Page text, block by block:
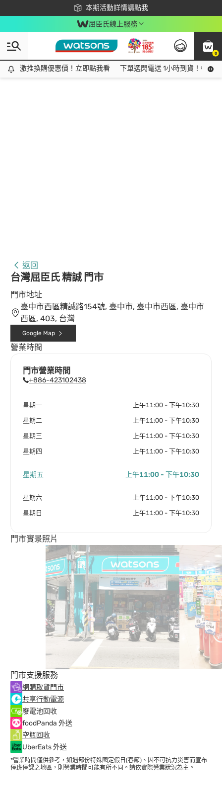
本期活動詳情請點我
下載app最高回饋$350
屈臣氏線上服務
0
激推換購優惠價！立即點我看
激推換購優惠價！立即點我看 下單選閃電送 1小時到貨！領神
返回
台灣屈臣氏 精誠 門市
門市地址
臺中市西區精誠路154號, 臺中市, 臺中市西區, 臺中市
西區, 403, 台灣
Google Map
營業時間
門市營業時間
+886-423102438
星期一 上午11:00 - 下午10:30
星期二 上午11:00 - 下午10:30
星期三 上午11:00 - 下午10:30
星期四 上午11:00 - 下午10:30
星期五 上午11:00 - 下午10:30
星期六 上午11:00 - 下午10:30
星期日 上午11:00 - 下午10:30
門市實景照片
門市支援服務
網購取貨門市
共享行動電源
廢電池回收
foodPanda 外送
空瓶回收
UberEats 外送
*營業時間僅供參考，如遇部份特殊國定假日(春節)、因不可抗力災害而宣布
停班停課之地區，則營業時間可能有所不同。請依實際營業狀況為主。